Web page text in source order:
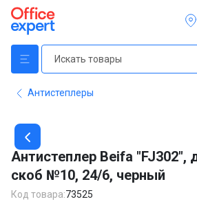
Антистеплеры
Item
1
of
1
Антистеплер Beifa "FJ302",
скоб №10, 24/6, черный
Код товара:73525